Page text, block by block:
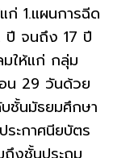
ก่ 1.แผนการฉีด
ปี จนถึง 17 ปี
ให้แก่ กลุ่ม
อน 29 วันด้วย
ชั้นมัธยมศึกษา
ะกาศนียบัตร